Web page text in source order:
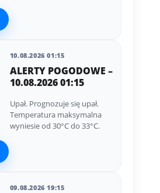
10.08.2026 01:15
ALERTY POGODOWE –
10.08.2026 01:15
Upał. Prognozuje się upał.
Temperatura maksymalna
wyniesie od 30°C do 33°C.
09.08.2026 19:15